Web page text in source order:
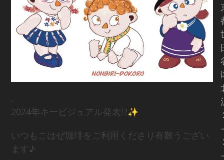
.
2024年キービジュアル発表!?✨
いつもこはぜ珈琲をご利用くださり有難うござい
ます♪